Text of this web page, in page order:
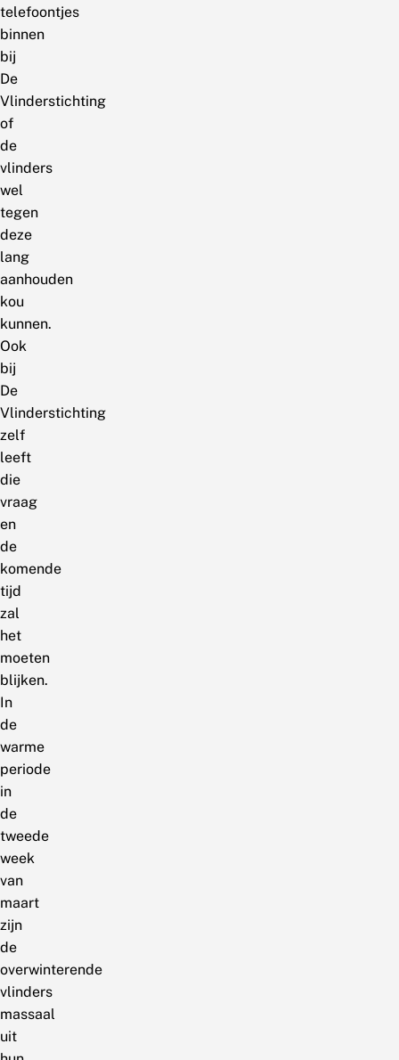
telefoontjes
binnen
bij
De
Vlinderstichting
of
de
vlinders
wel
tegen
deze
lang
aanhouden
kou
kunnen.
Ook
bij
De
Vlinderstichting
zelf
leeft
die
vraag
en
de
komende
tijd
zal
het
moeten
blijken.
In
de
warme
periode
in
de
tweede
week
van
maart
zijn
de
overwinterende
vlinders
massaal
uit